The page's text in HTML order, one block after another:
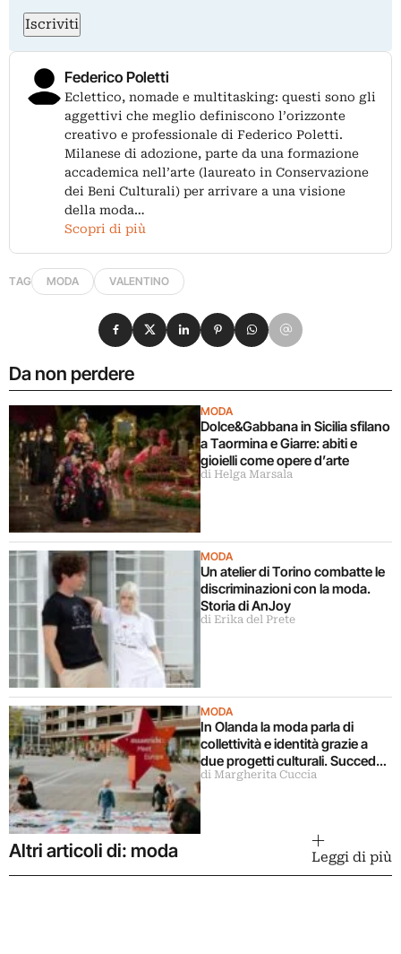
Iscriviti
Federico Poletti
Eclettico, nomade e multitasking: questi sono gli
aggettivi che meglio definiscono l’orizzonte
creativo e professionale di Federico Poletti.
Milanese di adozione, parte da una formazione
accademica nell’arte (laureato in Conservazione
dei Beni Culturali) per arrivare a una visione
della moda…
Scopri di più
TAG MODA VALENTINO
Da non perdere
MODA
Dolce&Gabbana in Sicilia sfilano
a Taormina e Giarre: abiti e
gioielli come opere d’arte
di Helga Marsala
MODA
Un atelier di Torino combatte le
discriminazioni con la moda.
Storia di AnJoy
di Erika del Prete
MODA
In Olanda la moda parla di
collettività e identità grazie a
due progetti culturali. Succede
a Maastricht
di Margherita Cuccia
Condividi su Facebook
Condividi su X
Condividi su LinkedIn
Condividi su Pinterest
Condividi su WhatsApp
Condividi su Email
Altri articoli di: moda Leggi di più